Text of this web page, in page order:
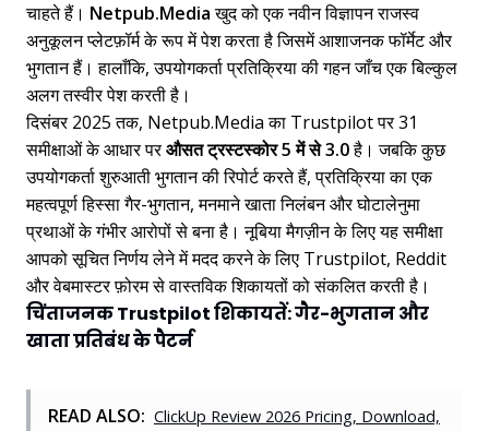
चाहते हैं। Netpub.Mediaखुद को एक नवीन विज्ञापन राजस्व
अनुकूलन प्लेटफ़ॉर्म के रूप में पेश करता है जिसमें आशाजनक फॉर्मेट और
भुगतान हैं। हालाँकि, उपयोगकर्ता प्रतिक्रिया की गहन जाँच एक बिल्कुल
अलग तस्वीर पेश करती है।
दिसंबर 2025 तक, Netpub.Media का Trustpilot पर 31
समीक्षाओं के आधार परऔसत ट्रस्टस्कोर 5 में से 3.0है। जबकि कुछ
उपयोगकर्ता शुरुआती भुगतान की रिपोर्ट करते हैं, प्रतिक्रिया का एक
महत्वपूर्ण हिस्सा गैर-भुगतान, मनमाने खाता निलंबन और घोटालेनुमा
प्रथाओं के गंभीर आरोपों से बना है। नूबिया मैगज़ीन के लिए यह समीक्षा
आपको सूचित निर्णय लेने में मदद करने के लिए Trustpilot, Reddit
और वेबमास्टर फ़ोरम से वास्तविक शिकायतों को संकलित करती है।
चिंताजनक Trustpilot शिकायतें: गैर-भुगतान और
खाता प्रतिबंध के पैटर्न
READ ALSO: ClickUp Review 2026 Pricing, Download,